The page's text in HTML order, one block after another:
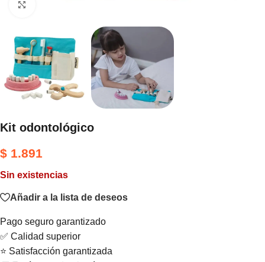
Kit odontológico
$ 1.891
Sin existencias
Añadir a la lista de deseos
Pago seguro garantizado
✅ Calidad superior
⭐ Satisfacción garantizada